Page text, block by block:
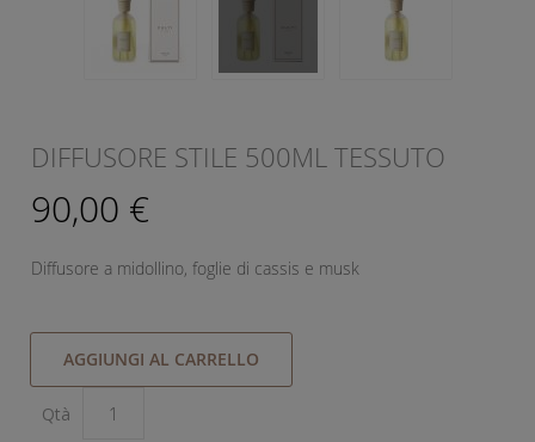
DIFFUSORE STILE 500ML TESSUTO
90,00 €
Diffusore a midollino, foglie di cassis e musk
AGGIUNGI AL CARRELLO
Qtà